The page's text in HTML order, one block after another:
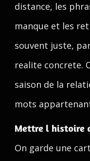
distance, les
manque et les
souvent juste,
realite concrete.
saison de la
mots
Mettre l histoire
On garde une